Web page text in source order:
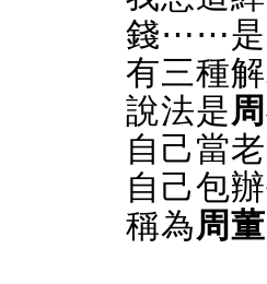
錢⋯⋯是
有三種
說法是
自己當
自己包
稱為周董